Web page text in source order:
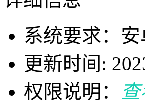
系统要求：安
更新时间:
权限说明：